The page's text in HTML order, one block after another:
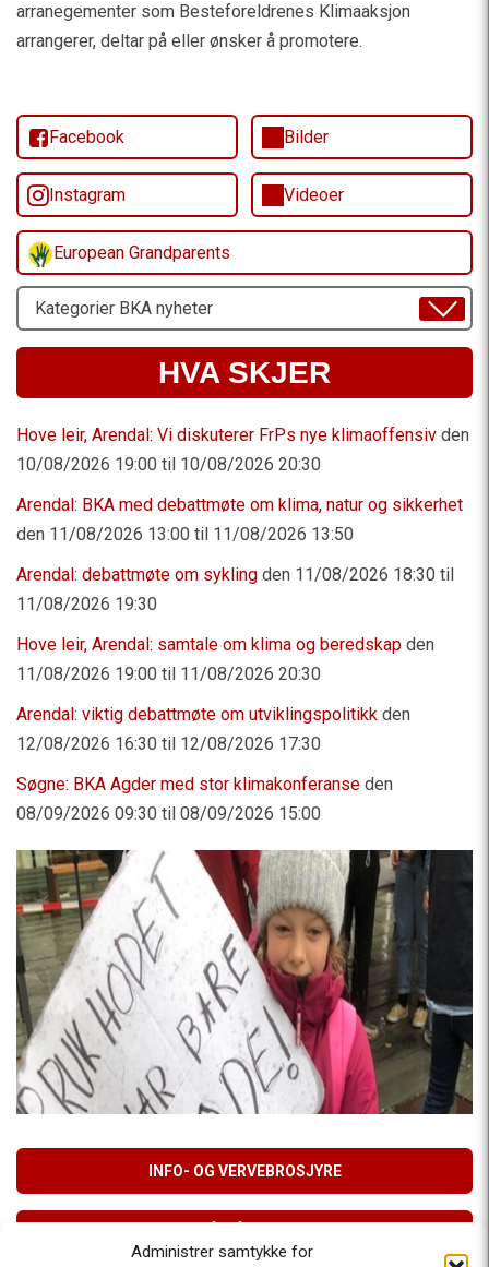
Administrer samtykke for
arranegementer som Besteforeldrenes Klimaaksjon
arrangerer, deltar på eller ønsker å promotere.
Facebook Bilder
Instagram Videoer
European Grandparents
Velg
Emne
HVA SKJER
Hove leir, Arendal: Vi diskuterer FrPs nye klimaoffensiv den
10/08/2026 19:00 til 10/08/2026 20:30
Arendal: BKA med debattmøte om klima, natur og sikkerhet
den 11/08/2026 13:00 til 11/08/2026 13:50
Arendal: debattmøte om sykling den 11/08/2026 18:30 til
11/08/2026 19:30
Hove leir, Arendal: samtale om klima og beredskap den
11/08/2026 19:00 til 11/08/2026 20:30
Arendal: viktig debattmøte om utviklingspolitikk den
12/08/2026 16:30 til 12/08/2026 17:30
Søgne: BKA Agder med stor klimakonferanse den
08/09/2026 09:30 til 08/09/2026 15:00
INFO- OG VERVEBROSJYRE